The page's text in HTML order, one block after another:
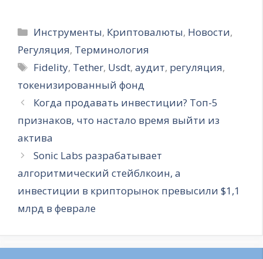
Рубрики
Инструменты, Криптовалюты, Новости,
Регуляция, Терминология
Метки
Fidelity, Tether, Usdt,аудит, регуляция,
токенизированный фонд
Когда продавать инвестиции? Топ-5
признаков, что настало время выйти из
актива
Sonic Labs разрабатывает
алгоритмический стейблкоин, а
инвестиции в крипторынок превысили $1,1
млрд в феврале